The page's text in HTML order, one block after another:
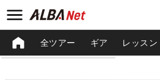
全ツアー ギア レッスン